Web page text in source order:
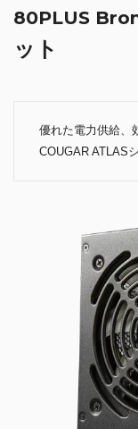
80PLUS
ット
優れた電力供給、
COUGAR ATLAS